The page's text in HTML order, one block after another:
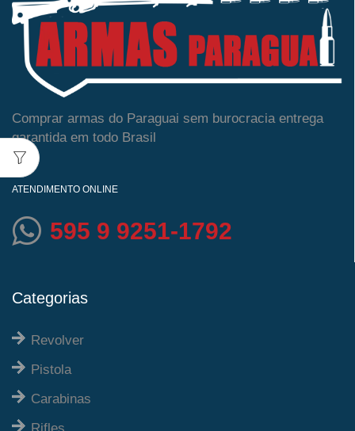
Comprar armas do Paraguai sem burocracia entrega
garantida em todo Brasil
ATENDIMENTO ONLINE
595 9 9251-1792
Categorias
Revolver
Pistola
Carabinas